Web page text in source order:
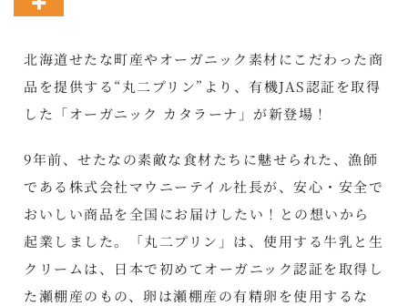
北海道せたな町産やオーガニック素材にこだわった商
品を提供する“丸二プリン”より、有機JAS認証を取得
した「オーガニック カタラーナ」が新登場！
9年前、せたなの素敵な食材たちに魅せられた、漁師
である株式会社マウニーテイル社長が、安心・安全で
おいしい商品を全国にお届けしたい！との想いから
起業しました。「丸二プリン」は、使用する牛乳と生
クリームは、日本で初めてオーガニック認証を取得し
た瀬棚産のもの、卵は瀬棚産の有精卵を使用するな